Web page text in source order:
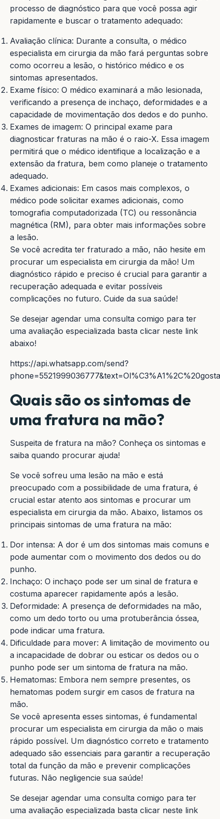
processo de diagnóstico para que você possa agir
rapidamente e buscar o tratamento adequado:
Avaliação clínica: Durante a consulta, o médico
especialista em cirurgia da mão fará perguntas sobre
como ocorreu a lesão, o histórico médico e os
sintomas apresentados.
Exame físico: O médico examinará a mão lesionada,
verificando a presença de inchaço, deformidades e a
capacidade de movimentação dos dedos e do punho.
Exames de imagem: O principal exame para
diagnosticar fraturas na mão é o raio-X. Essa imagem
permitirá que o médico identifique a localização e a
extensão da fratura, bem como planeje o tratamento
adequado.
Exames adicionais: Em casos mais complexos, o
médico pode solicitar exames adicionais, como
tomografia computadorizada (TC) ou ressonância
magnética (RM), para obter mais informações sobre
a lesão.
Se você acredita ter fraturado a mão, não hesite em
procurar um especialista em cirurgia da mão! Um
diagnóstico rápido e preciso é crucial para garantir a
recuperação adequada e evitar possíveis
complicações no futuro. Cuide da sua saúde!
Se desejar agendar uma consulta comigo para ter
uma avaliação especializada basta clicar neste link
abaixo!
https://api.whatsapp.com/send?
Quais são os sintomas de
uma fratura na mão?
Suspeita de fratura na mão? Conheça os sintomas e
saiba quando procurar ajuda!
Se você sofreu uma lesão na mão e está
preocupado com a possibilidade de uma fratura, é
crucial estar atento aos sintomas e procurar um
especialista em cirurgia da mão. Abaixo, listamos os
principais sintomas de uma fratura na mão:
Dor intensa: A dor é um dos sintomas mais comuns e
pode aumentar com o movimento dos dedos ou do
punho.
Inchaço: O inchaço pode ser um sinal de fratura e
costuma aparecer rapidamente após a lesão.
Deformidade: A presença de deformidades na mão,
como um dedo torto ou uma protuberância óssea,
pode indicar uma fratura.
Dificuldade para mover: A limitação de movimento ou
a incapacidade de dobrar ou esticar os dedos ou o
punho pode ser um sintoma de fratura na mão.
Hematomas: Embora nem sempre presentes, os
hematomas podem surgir em casos de fratura na
mão.
Se você apresenta esses sintomas, é fundamental
procurar um especialista em cirurgia da mão o mais
rápido possível. Um diagnóstico correto e tratamento
adequado são essenciais para garantir a recuperação
total da função da mão e prevenir complicações
futuras. Não negligencie sua saúde!
Se desejar agendar uma consulta comigo para ter
uma avaliação especializada basta clicar neste link